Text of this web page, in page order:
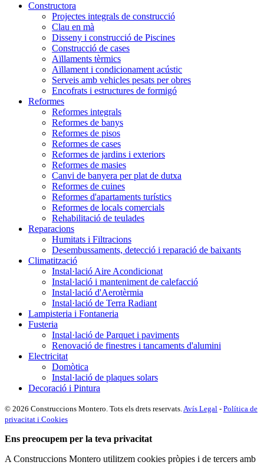
Constructora
Projectes integrals de construcció
Clau en mà
Disseny i construcció de Piscines
Construcció de cases
Aïllaments tèrmics
Aïllament i condicionament acústic
Serveis amb vehicles pesats per obres
Encofrats i estructures de formigó
Reformes
Reformes integrals
Reformes de banys
Reformes de pisos
Reformes de cases
Reformes de jardins i exteriors
Reformes de masies
Canvi de banyera per plat de dutxa
Reformes de cuines
Reformes d'apartaments turístics
Reformes de locals comercials
Rehabilitació de teulades
Reparacions
Humitats i Filtracions
Desembussaments, detecció i reparació de baixants
Climatització
Instal·lació Aire Acondicionat
Instal·lació i manteniment de calefacció
Instal·lació d'Aerotèrmia
Instal·lació de Terra Radiant
Lampisteria i Fontaneria
Fusteria
Instal·lació de Parquet i paviments
Renovació de finestres i tancaments d'alumini
Electricitat
Domòtica
Instal·lació de plaques solars
Decoració i Pintura
© 2026 Construccions Montero. Tots els drets reservats.Avís Legal - Política de
privacitat i Cookies
Ens preocupem per la teva privacitat
A Construccions Montero utilitzem cookies pròpies i de tercers amb